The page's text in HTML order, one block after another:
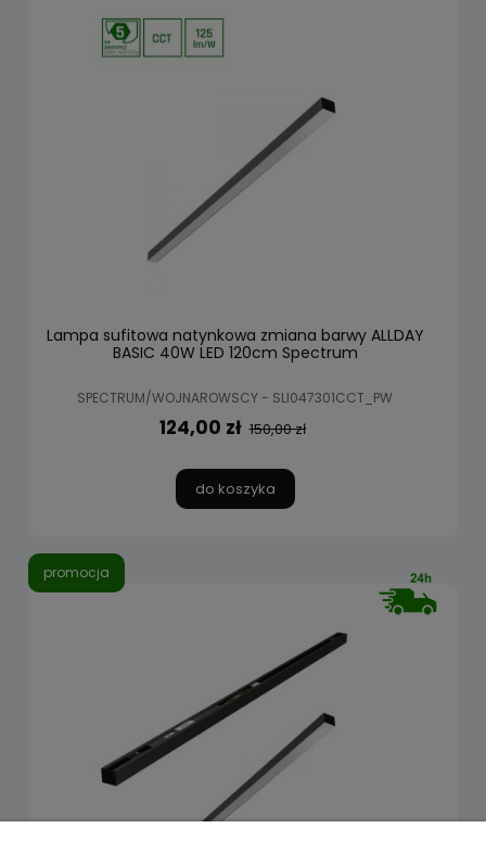
Lampa sufitowa natynkowa zmiana barwy ALLDAY
BASIC 40W LED 120cm Spectrum
SPECTRUM/WOJNAROWSCY - SLI047301CCT_PW
124,00 zł 150,00 zł
do koszyka
promocja